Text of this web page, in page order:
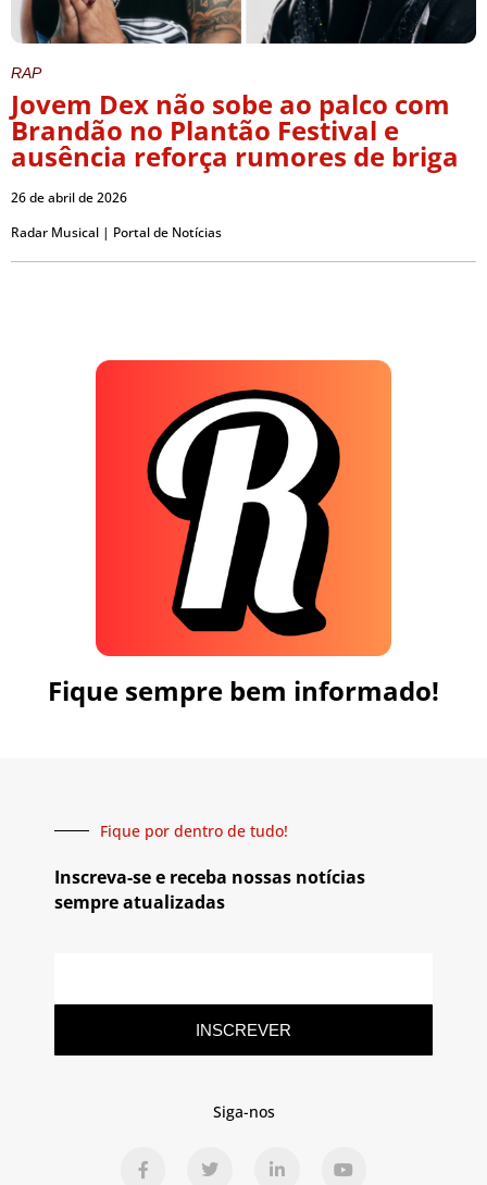
RAP
Jovem Dex não sobe ao palco com
Brandão no Plantão Festival e
ausência reforça rumores de briga
26 de abril de 2026
Radar Musical | Portal de Notícias
Fique sempre bem informado!
Fique por dentro de tudo!
Inscreva-se e receba nossas notícias
sempre atualizadas
INSCREVER
Siga-nos